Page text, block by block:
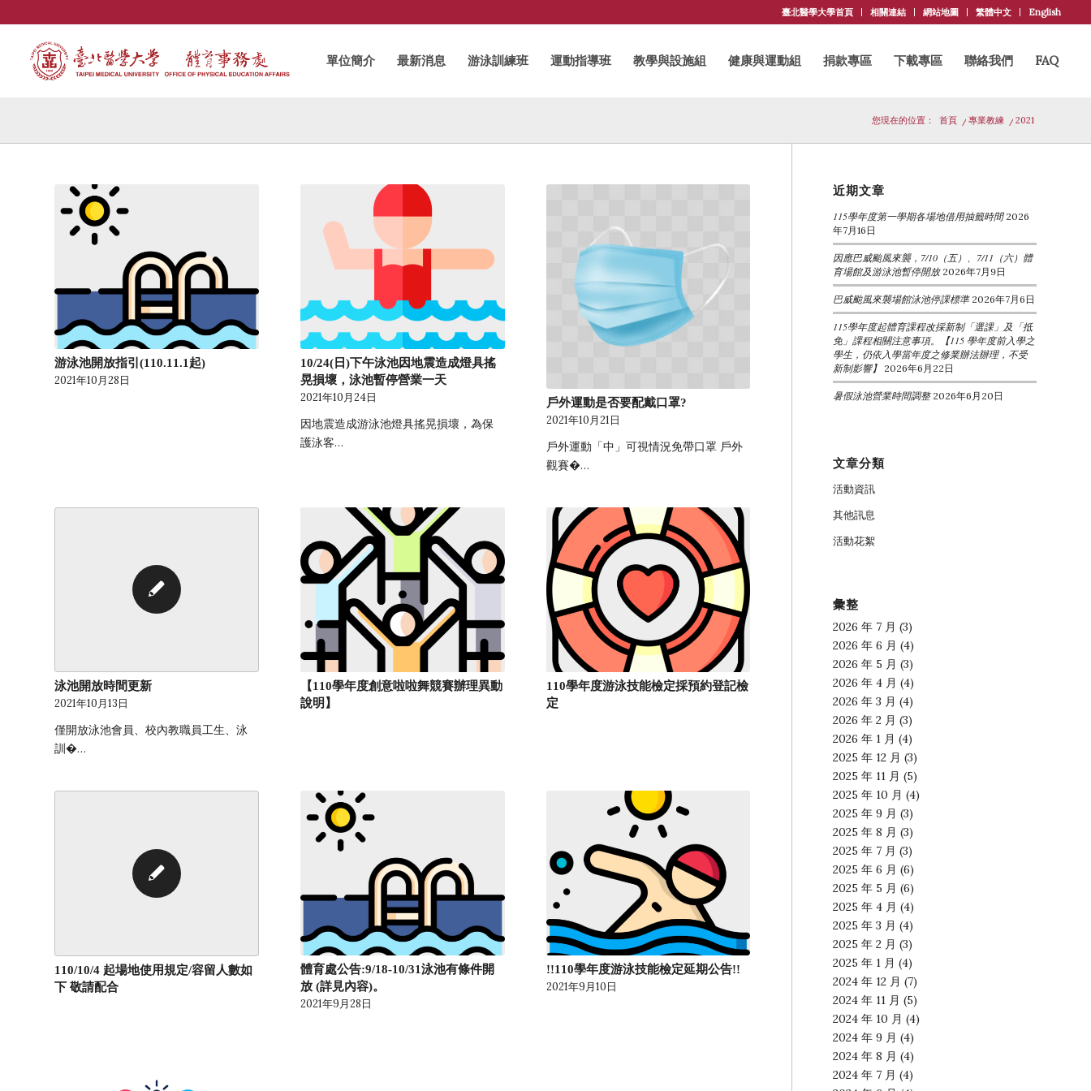
臺北醫學大學首頁 相關連結 網站地圖 繁體中文 English
單位簡介 最新消息 游泳訓練班 運動指導班 教學與設施組 健康與運動組 捐款專區 下載專區 聯絡我們 FAQ
您現在的位置： 首頁 / 專業教練 / 2021
游泳池開放指引(110.11.1起)
2021年10月28日
10/24(日)下午泳池因地震造成燈具搖
晃損壞，泳池暫停營業一天
2021年10月24日
因地震造成游泳池燈具搖晃損壞，為保
護泳客…
戶外運動是否要配戴口罩?
2021年10月21日
戶外運動「中」可視情況免帶口罩 戶外
觀賽�…
泳池開放時間更新
2021年10月13日
僅開放泳池會員、校內教職員工生、泳
訓�…
【110學年度創意啦啦舞競賽辦理異動
說明】
110學年度游泳技能檢定採預約登記檢
定
110/10/4 起場地使用規定/容留人數如
下 敬請配合
體育處公告:9/18-10/31泳池有條件開
放 (詳見內容)。
2021年9月28日
!!110學年度游泳技能檢定延期公告!!
2021年9月10日
近期文章
115學年度第一學期各場地借用抽籤時間 2026
年7月16日
因應巴威颱風來襲，7/10（五）、7/11（六）體
育場館及游泳池暫停開放 2026年7月9日
巴威颱風來襲場館泳池停課標準 2026年7月6日
115學年度起體育課程改採新制「選課」及「抵
免」課程相關注意事項。【115 學年度前入學之
學生，仍依入學當年度之修業辦法辦理，不受
新制影響】 2026年6月22日
暑假泳池營業時間調整 2026年6月20日
文章分類
活動資訊
其他訊息
活動花絮
彙整
2026 年 7 月 (3)
2026 年 6 月 (4)
2026 年 5 月 (3)
2026 年 4 月 (4)
2026 年 3 月 (4)
2026 年 2 月 (3)
2026 年 1 月 (4)
2025 年 12 月 (3)
2025 年 11 月 (5)
2025 年 10 月 (4)
2025 年 9 月 (3)
2025 年 8 月 (3)
2025 年 7 月 (3)
2025 年 6 月 (6)
2025 年 5 月 (6)
2025 年 4 月 (4)
2025 年 3 月 (4)
2025 年 2 月 (3)
2025 年 1 月 (4)
2024 年 12 月 (7)
2024 年 11 月 (5)
2024 年 10 月 (4)
2024 年 9 月 (4)
2024 年 8 月 (4)
2024 年 7 月 (4)